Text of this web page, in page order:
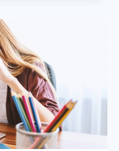
USŁUG
WRÓŻKI
NA
TELEFON?